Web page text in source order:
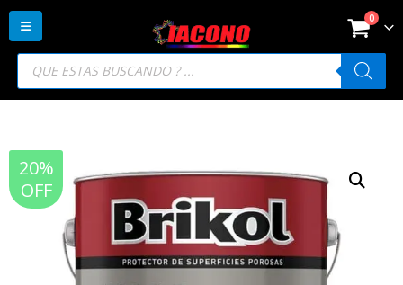
Búsqueda
productos
0
20%
OFF